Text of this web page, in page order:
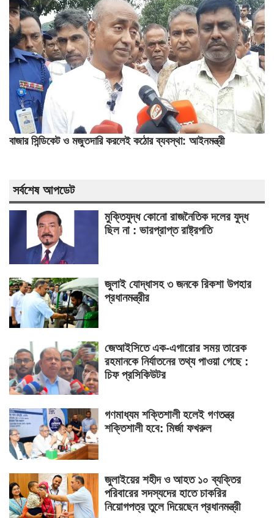
বাজার সিন্ডিকেট ও মজুতদারি করলেই কঠোর ব্যবস্থা: আইনমন্ত্রী
সর্বশেষ আপডেট
মুক্তিযুদ্ধ কোনো রাজনৈতিক দলের যুদ্ধ
ছিল না : ভারপ্রাপ্ত রাষ্ট্রপতি
জুলাই যোদ্ধাসহ ৩ জনকে রিকশা উপহার
প্রধানমন্ত্রীর
জেআইসিতে এক-এগারোর সময় তারেক
রহমানকে নির্যাতনের তথ্য পাওয়া গেছে :
চিফ প্রসিকিউটর
গণমাধ্যম শক্তিশালী হলেই গণতন্ত্র
শক্তিশালী হবে: মির্জা ফখরুল
জুলাইয়ের শহীদ ও আহত ১০ ব্যক্তির
পরিবারের সদস্যদের হাতে চাকরির
নিয়োগপত্র তুলে দিয়েছেন প্রধানমন্ত্রী